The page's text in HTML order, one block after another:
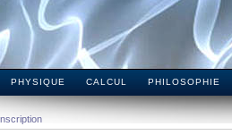
PHYSIQUE CALCUL PHILOSOPHIE